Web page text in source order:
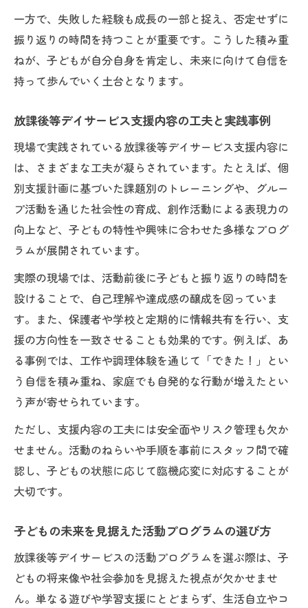
一方で、失敗した経験も成長の一部と捉え、否定せずに
振り返りの時間を持つことが重要です。こうした積み重
ねが、子どもが自分自身を肯定し、未来に向けて自信を
持って歩んでいく土台となります。
放課後等デイサービス支援内容の工夫と実践事例
現場で実践されている放課後等デイサービス支援内容に
は、さまざまな工夫が凝らされています。たとえば、個
別支援計画に基づいた課題別のトレーニングや、グルー
プ活動を通じた社会性の育成、創作活動による表現力の
向上など、子どもの特性や興味に合わせた多様なプログ
ラムが展開されています。
実際の現場では、活動前後に子どもと振り返りの時間を
設けることで、自己理解や達成感の醸成を図っていま
す。また、保護者や学校と定期的に情報共有を行い、支
援の方向性を一致させることも効果的です。例えば、あ
る事例では、工作や調理体験を通じて「できた！」とい
う自信を積み重ね、家庭でも自発的な行動が増えたとい
う声が寄せられています。
ただし、支援内容の工夫には安全面やリスク管理も欠か
せません。活動のねらいや手順を事前にスタッフ間で確
認し、子どもの状態に応じて臨機応変に対応することが
大切です。
子どもの未来を見据えた活動プログラムの選び方
放課後等デイサービスの活動プログラムを選ぶ際は、子
どもの将来像や社会参加を見据えた視点が欠かせませ
ん。単なる遊びや学習支援にとどまらず、生活自立やコ